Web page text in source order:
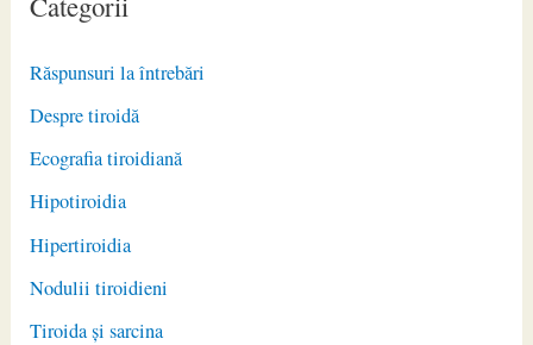
Răspunsuri la întrebări
Despre tiroidă
Ecografia tiroidiană
Hipotiroidia
Hipertiroidia
Nodulii tiroidieni
Tiroida și sarcina